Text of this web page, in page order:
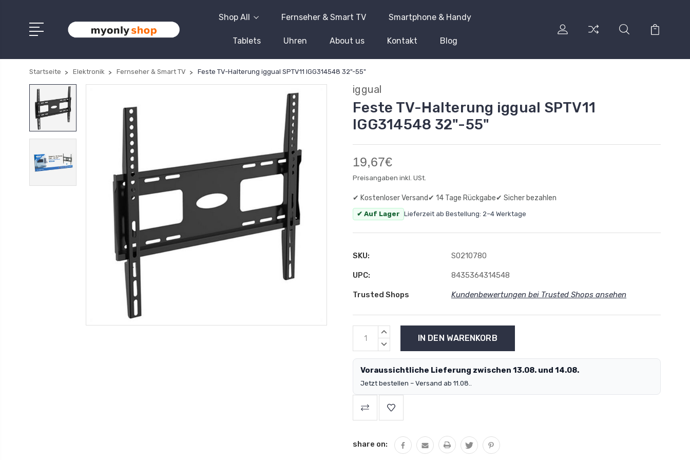
Shop All Fernseher & Smart TV Smartphone & Handy
Tablets Uhren About us Kontakt Blog
Startseite Elektronik Fernseher & Smart TV Feste TV-Halterung iggual SPTV11 IGG314548 32"-55"
iggual
Feste TV-Halterung iggual SPTV11
IGG314548 32"-55"
19,67€
Preisangaben inkl. USt.
✔ Kostenloser Versand✔ 14 Tage Rückgabe✔ Sicher bezahlen
✔ Auf Lager Lieferzeit ab Bestellung: 2–4 Werktage
SKU: S0210780
UPC: 8435364314548
Trusted Shops Kundenbewertungen bei Trusted Shops ansehen
MENGE
MENGE
Voraussichtliche Lieferung zwischen 13.08. und 14.08.
Jetzt bestellen – Versand ab 11.08..
share on: